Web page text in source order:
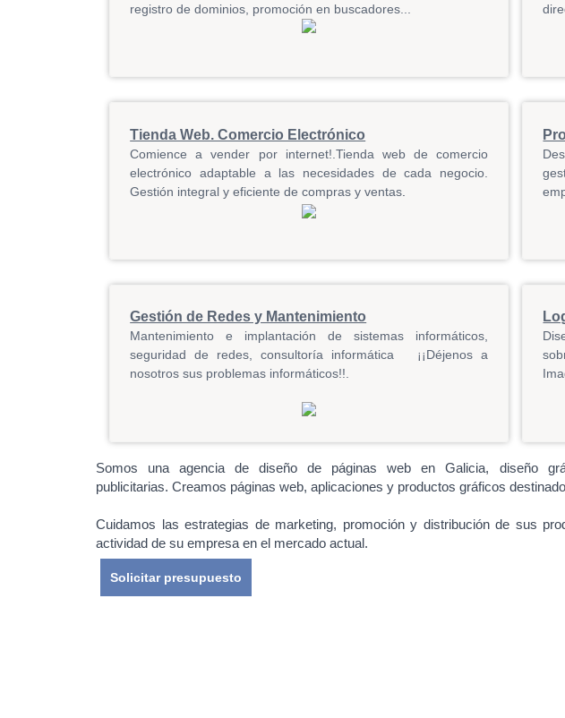
registro de dominios, promoción en buscadores...
Tienda Web. Comercio Electrónico
Comience a vender por internet!.Tienda web de comercio
electrónico adaptable a las necesidades de cada negocio.
Gestión integral y eficiente de compras y ventas
Gestión de Redes y Mantenimiento
Mantenimiento e implantación de sistemas informáticos,
seguridad de redes, consultoría informática ¡¡Déjenos a
nosotros sus problemas informáticos!!.
Somos una agencia de diseño de páginas web en Galicia, diseño
publicitarias. Creamos páginas web, aplicaciones y productos gráficos
Cuidamos las estrategias de marketing, promoción y distribución de sus
actividad de su empresa en el mercado actual.
Solicitar presupuesto